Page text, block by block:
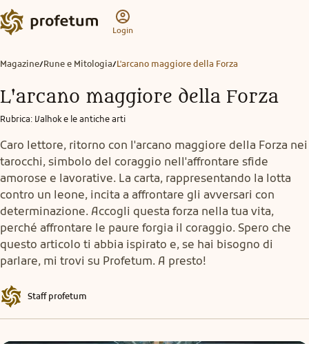
Login
Magazine/Rune e Mitologia/L'arcano maggiore della Forza
L'arcano maggiore della Forza
Rubrica: Valhok e le antiche arti
Caro lettore, ritorno con l'arcano maggiore della Forza nei
tarocchi, simbolo del coraggio nell'affrontare sfide
amorose e lavorative. La carta, rappresentando la lotta
contro un leone, incita a affrontare gli avversari con
determinazione. Accogli questa forza nella tua vita,
perché affrontare le paure forgia il coraggio. Spero che
questo articolo ti abbia ispirato e, se hai bisogno di
parlare, mi trovi su Profetum. A presto!
Staff profetum